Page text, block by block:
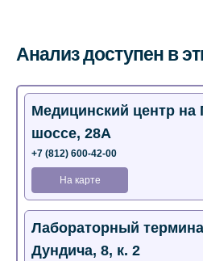
Анализ доступен в
Медицинский центр на
шоссе, 28А
+7 (812) 600-42-00
На карте
Лабораторный
Дундича, 8, к. 2